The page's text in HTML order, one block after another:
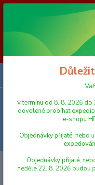
Vážení zákazníci, v
důvodu čerpání dovolené
provoz e-shopu
uhrazené do čtvrtka 6. 8.
Objednávky přijaté, nebo
2026 budou postupně
pochopení
PRO NEJMENŠÍ
šustící 0m+ na kartě
v termínu od 8. 8. 2026 do
dovolené probíhat
e-shopu
Objednávky přijaté, nebo
Objednávky přijaté,
neděle 22. 8. 2026 budou